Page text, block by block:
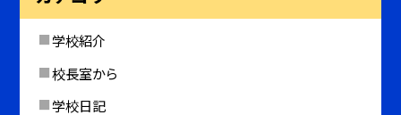
学校紹介
校長室から
学校日記